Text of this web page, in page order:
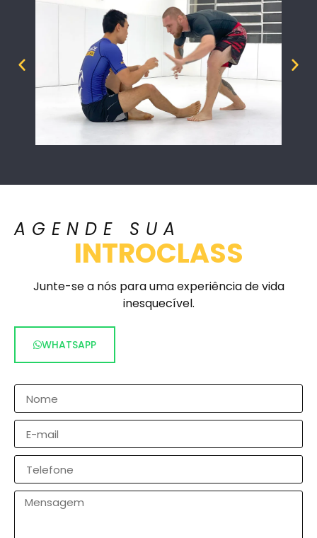
AGENDE SUA
INTROCLASS
Junte-se a nós para uma experiência de vida
inesquecível.
WHATSAPP